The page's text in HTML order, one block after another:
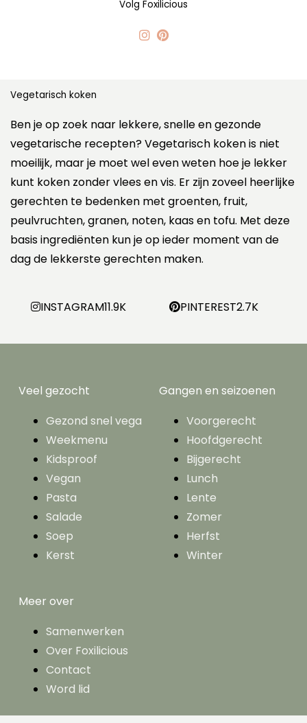
Volg Foxilicious
Vegetarisch koken
Ben je op zoek naar lekkere, snelle en gezonde
vegetarische recepten? Vegetarisch koken is niet
moeilijk, maar je moet wel even weten hoe je lekker
kunt koken zonder vlees en vis. Er zijn zoveel heerlijke
gerechten te bedenken met groenten, fruit,
peulvruchten, granen, noten, kaas en tofu. Met deze
basis ingrediënten kun je op ieder moment van de
dag de lekkerste gerechten maken.
INSTAGRAM11.9K PINTEREST2.7K
Veel gezocht
Gezond snel vega
Weekmenu
Kidsproof
Vegan
Pasta
Salade
Soep
Kerst
Gangen en seizoenen
Voorgerecht
Hoofdgerecht
Bijgerecht
Lunch
Lente
Zomer
Herfst
Winter
Meer over
Samenwerken
Over Foxilicious
Contact
Word lid